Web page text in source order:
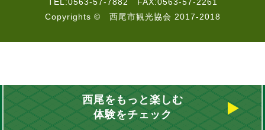
西尾をもっと楽しむ
体験をチェック
Copyrights © 西尾市観光協会 2017-2018